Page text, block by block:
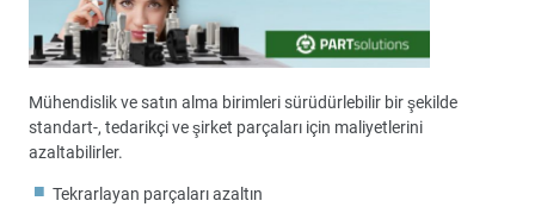
Mühendislik ve satın alma birimleri sürüdürlebilir bir şekilde
standart-, tedarikçi ve şirket parçaları için maliyetlerini
azaltabilirler.
Tekrarlayan parçaları azaltın